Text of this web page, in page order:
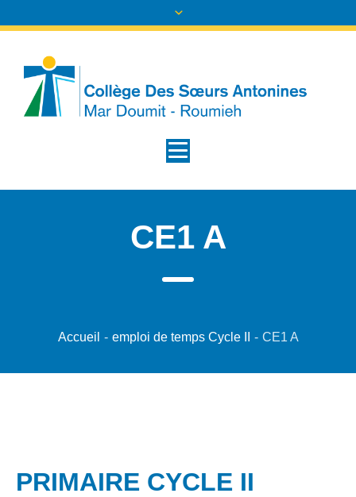
CE1 A
Accueil - emploi de temps Cycle II - CE1 A
PRIMAIRE CYCLE II